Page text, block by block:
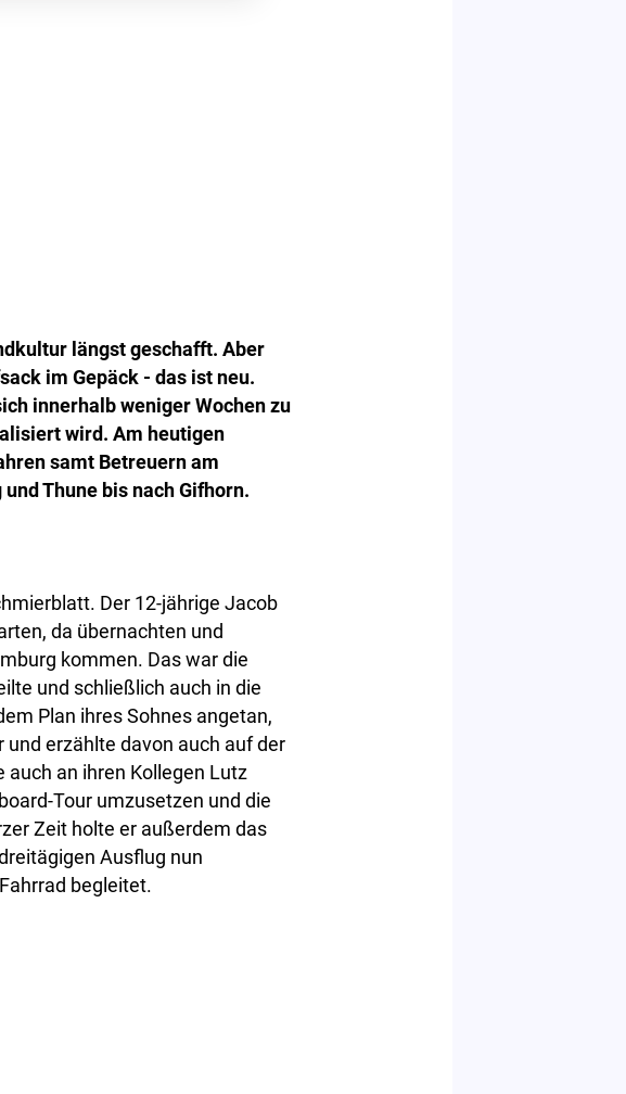
längst geschafft. Aber
im Gepäck - das ist neu.
innerhalb weniger Wochen zu
wird. Am heutigen
samt Betreuern am
Thune bis nach Gifhorn.
Der 12-jährige Jacob
da übernachten und
kommen. Das war die
und schließlich auch in die
Plan ihres Sohnes angetan,
und erzählte davon auch auf der
auch an ihren Kollegen Lutz
Tour umzusetzen und die
Zeit holte er außerdem das
Ausflug nun
begleitet.